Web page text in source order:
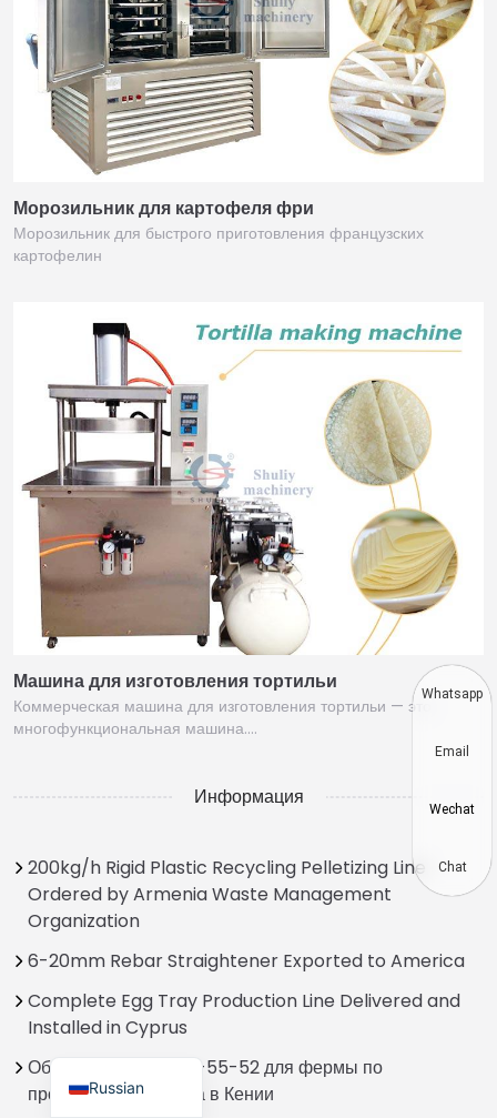
Морозильник для картофеля фри
Морозильник для быстрого приготовления французских
картофелин
Машина для изготовления тортильи
Коммерческая машина для изготовления тортильи — это
многофункциональная машина.…
Информация
200kg/h Rigid Plastic Recycling Pelletizing Line
Ordered by Armenia Waste Management
Organization
6-20mm Rebar Straightener Exported to America
Complete Egg Tray Production Line Delivered and
Installed in Cyprus
Обертка для сена SL-55-52 для фермы по
производству молока в Кении
Russian
Arabic
Portuguese
Spanish
Vietnamese
Turkish
Swahili
Urdu
Greek
Italian
Whatsapp
Email
Wechat
Chat